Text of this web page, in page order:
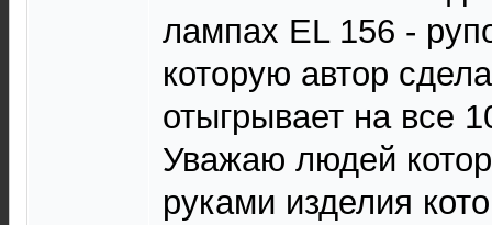
лампах EL 156 -
которую автор
отыгрывает на все
Уважаю людей
руками изделия